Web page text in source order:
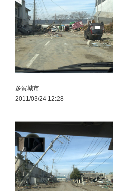
多賀城市
2011/03/24 12:28